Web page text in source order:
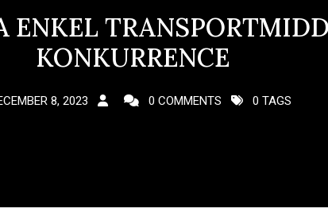
ENKEL
KONKURRENCE
8, 2023 0 COMMENTS 0 TAGS